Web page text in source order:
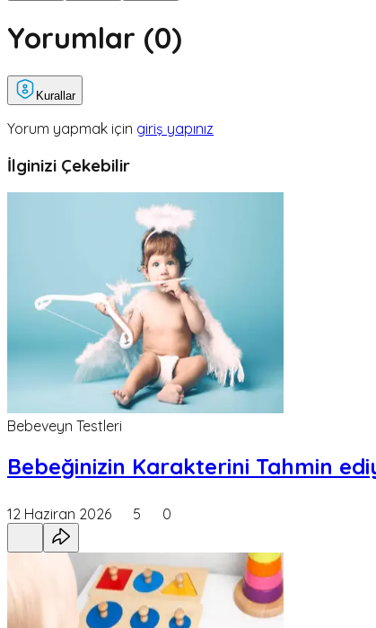
Yorumlar (0)
Kurallar
Yorum yapmak için giriş yapınız
İlginizi Çekebilir
Bebeveyn Testleri
Bebeğinizin Karakterini Tahmin
12 Haziran 2026 5 0